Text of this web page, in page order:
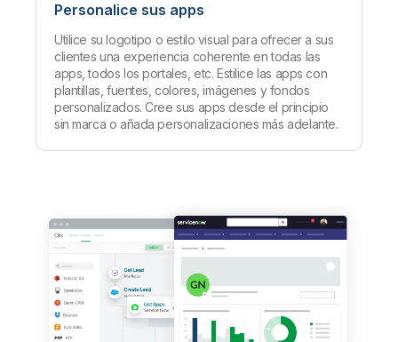
Personalice sus apps
Utilice su logotipo o estilo visual para ofrecer a sus
clientes una experiencia coherente en todas las
apps, todos los portales, etc. Estilice las apps con
plantillas, fuentes, colores, imágenes y fondos
personalizados. Cree sus apps desde el principio
sin marca o añada personalizaciones más adelante.